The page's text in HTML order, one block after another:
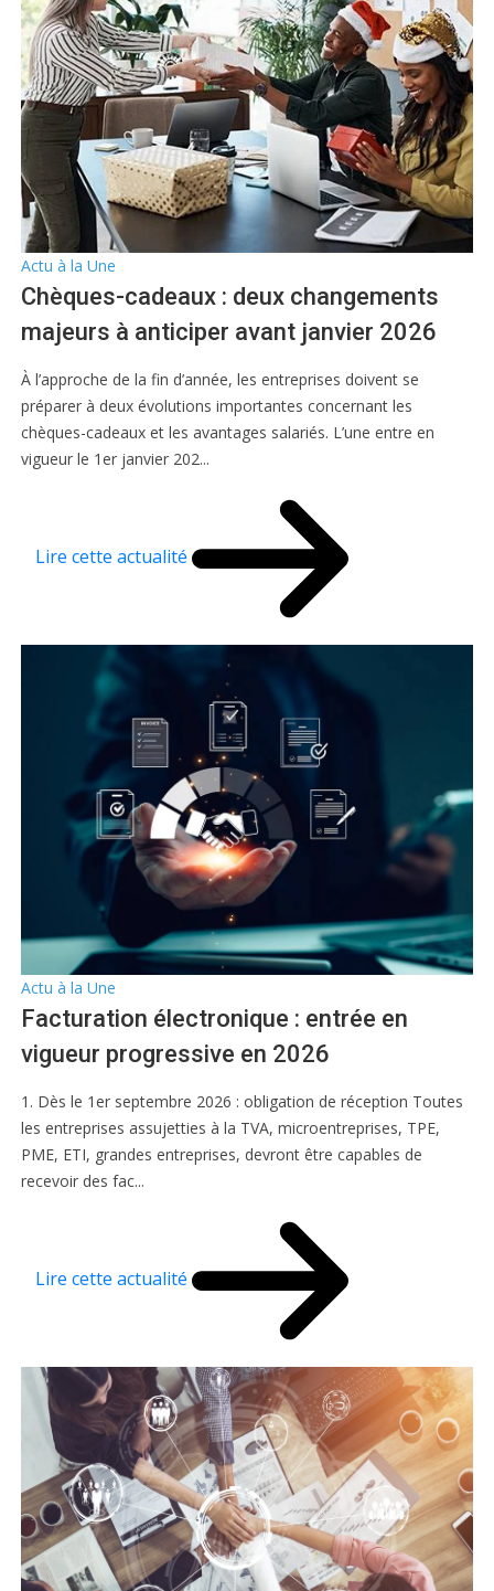
Actu à la Une
Chèques-cadeaux : deux changements
majeurs à anticiper avant janvier 2026
À l’approche de la fin d’année, les entreprises doivent se
préparer à deux évolutions importantes concernant les
chèques-cadeaux et les avantages salariés. L’une entre en
vigueur le 1er janvier 202...
Lire cette actualité
Actu à la Une
Facturation électronique : entrée en
vigueur progressive en 2026
1. Dès le 1er septembre 2026 : obligation de réception Toutes
les entreprises assujetties à la TVA, microentreprises, TPE,
PME, ETI, grandes entreprises, devront être capables de
recevoir des fac...
Lire cette actualité